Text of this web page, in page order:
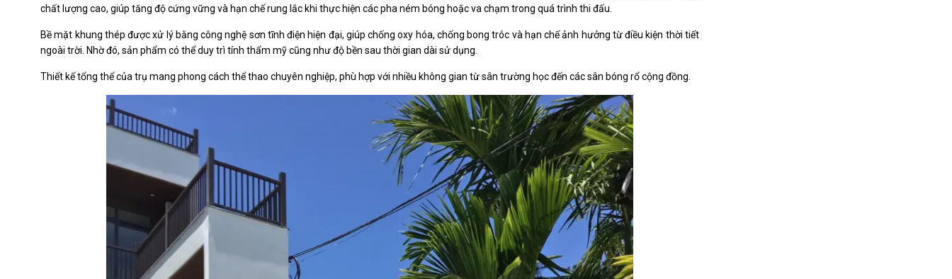
chất lượng cao, giúp tăng độ cứng vững và hạn chế rung lắc khi thực hiện các pha ném bóng hoặc va chạm trong quá trình thi đấu.
Bề mặt khung thép được xử lý bằng công nghệ sơn tĩnh điện hiện đại, giúp chống oxy hóa, chống bong tróc và hạn chế ảnh hưởng từ điều kiện thời tiết
ngoài trời. Nhờ đó, sản phẩm có thể duy trì tính thẩm mỹ cũng như độ bền sau thời gian dài sử dụng.
Thiết kế tổng thể của trụ mang phong cách thể thao chuyên nghiệp, phù hợp với nhiều không gian từ sân trường học đến các sân bóng rổ cộng đồng.